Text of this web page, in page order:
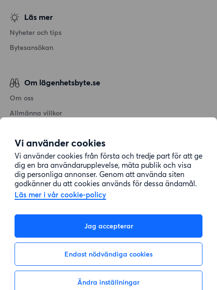
Vi använder cookies
Vi använder cookies från första och tredje part för att ge
dig en bra användarupplevelse, mäta publik och visa
dig personliga annonser. Genom att använda siten
godkänner du att cookies används för dessa ändamål.
Läs mer i vår cookie-policy
Jag accepterar
Endast nödvändiga cookies
Ändra inställningar
Läs mer
Nyheter och tips
Bytesansökan
Om lägenhetsbyte.se
Om oss
Allmänna villkor
Cookiepolicy
Sitemap
Kundtjänst
08-22 00 90
E-post: